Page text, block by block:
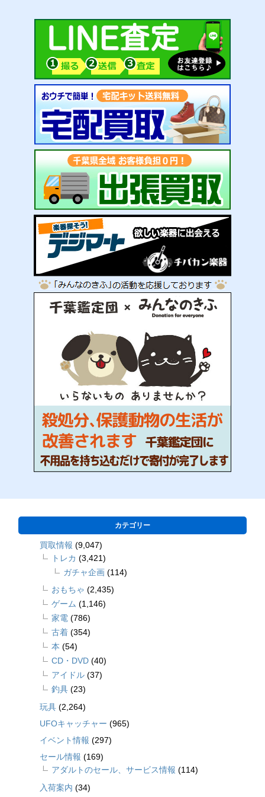
カテゴリー
買取情報 (9,047)
トレカ (3,421)
ガチャ企画 (114)
おもちゃ (2,435)
ゲーム (1,146)
家電 (786)
古着 (354)
本 (54)
CD・DVD (40)
アイドル (37)
釣具 (23)
玩具 (2,264)
UFOキャッチャー (965)
イベント情報 (297)
セール情報 (169)
アダルトのセール、サービス情報 (114)
入荷案内 (34)